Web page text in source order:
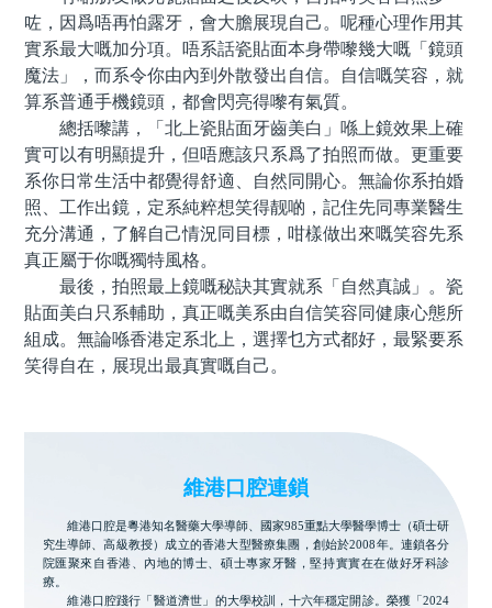
咗，因爲唔再怕露牙，會大膽展現自己。呢種心理作用其
實系最大嘅加分項。唔系話瓷貼面本身帶嚟幾大嘅「鏡頭
魔法」，而系令你由內到外散發出自信。自信嘅笑容，就
算系普通手機鏡頭，都會閃亮得嚟有氣質。
總括嚟講，「北上瓷貼面牙齒美白」喺上鏡效果上確
實可以有明顯提升，但唔應該只系爲了拍照而做。更重要
系你日常生活中都覺得舒適、自然同開心。無論你系拍婚
照、工作出鏡，定系純粹想笑得靓啲，記住先同專業醫生
充分溝通，了解自己情況同目標，咁樣做出來嘅笑容先系
真正屬于你嘅獨特風格。
最後，拍照最上鏡嘅秘訣其實就系「自然真誠」。瓷
貼面美白只系輔助，真正嘅美系由自信笑容同健康心態所
組成。無論喺香港定系北上，選擇乜方式都好，最緊要系
笑得自在，展現出最真實嘅自己。
維港口腔連鎖
維港口腔是粵港知名醫藥大學導師、國家985重點大學醫學博士（碩士研
究生導師、高級教授）成立的香港大型醫療集團，創始於2008年。連鎖各分
院匯聚來自香港、內地的博士、碩士專家牙醫，堅持實實在在做好牙科診
療。
維港口腔踐行「醫道濟世」的大學校訓，十六年穩定開診。榮獲「2024